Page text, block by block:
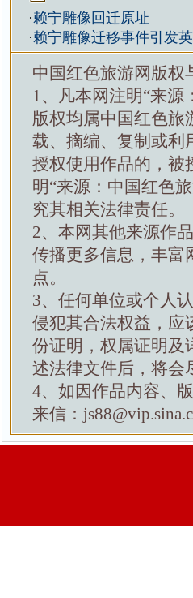
·赖宁雕像回迁原址
·赖宁雕像迁移事件引发
中国红色旅游网版权
1、凡本网注明“来源
版权均属中国红色旅
载、摘编、复制或利
授权使用作品的，被
明“来源：中国红色
究其相关法律责任。
2、本网其他来源作
传播更多信息，丰富
点。
3、任何单位或个人
侵犯其合法权益，应
份证明，权属证明及
述法律文件后，将会
4、如因作品内容、
来信：